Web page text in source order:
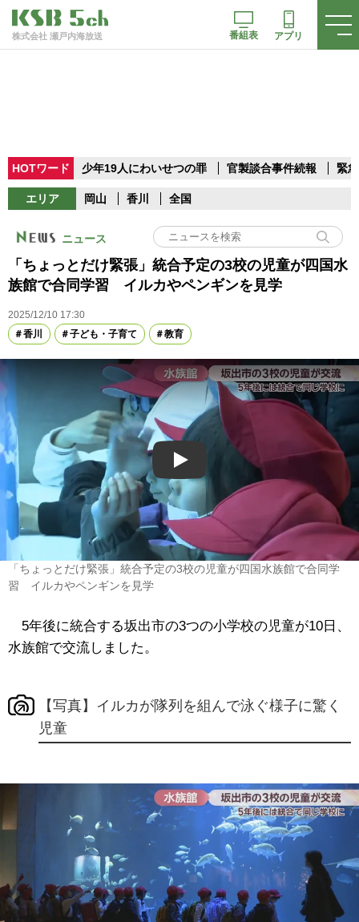
株式会社 瀬戸内海放送 番組表 アプリ
HOTワード 少年19人にわいせつの罪 官製談合事件続報 緊
エリア 岡山 香川 全国
ニュース
「ちょっとだけ緊張」統合予定の3校の児童が四国水
族館で合同学習 イルカやペンギンを見学
2025/12/10 17:30
香川
子ども・子育て 教育
Play
「ちょっとだけ緊張」統合予定の3校の児童が四国水族館で合同学
習 イルカやペンギンを見学
5年後に統合する坂出市の3つの小学校の児童が10日、
水族館で交流しました。
【写真】イルカが隊列を組んで泳ぐ様子に驚く
児童